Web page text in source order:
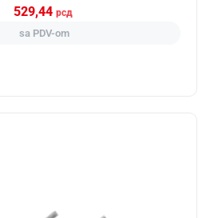
529,44 рсд
sa PDV-om